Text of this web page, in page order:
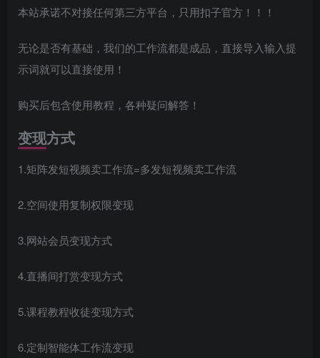
本站承诺不对接任何第三方平台，只用扣子官方！！！
无论是否有基础，我们的工作流都是成品，直接导入输入提
示词就可以直接使用！
购买后包含使用教程，各种疑问解答！
变现方式
1.矩阵发短视频卖工作流=多发短视频卖工作流
2.空间使用复制权限变现
3.网站会员变现方式
4.直播间打赏变现方式
5.课程教程收徒变现方式
6.定制智能体工作流变现